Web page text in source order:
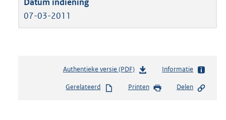
07-03-2011
Authentieke versie (PDF)b
s
Informatie
Gerelateerd Printen Delen